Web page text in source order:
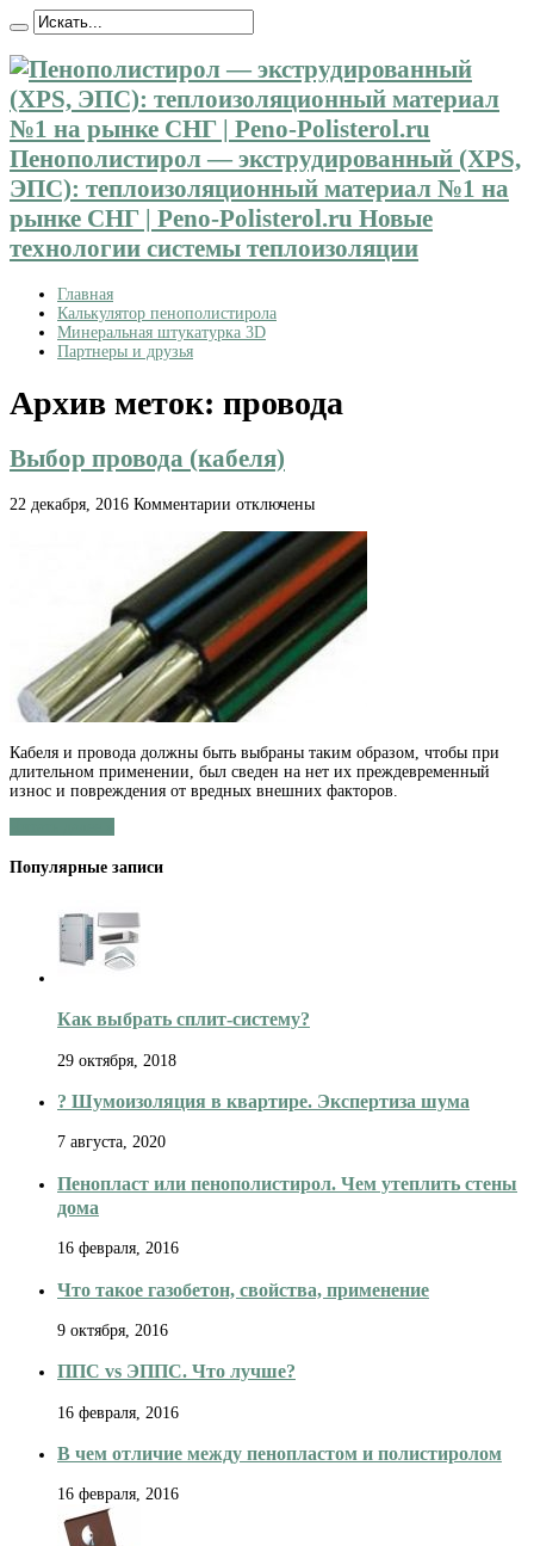
Пенополистирол — экструдированный (XPS,
ЭПС): теплоизоляционный материал №1 на
рынке СНГ | Peno-Polisterol.ru Новые
технологии системы теплоизоляции
Главная
Калькулятор пенополистирола
Минеральная штукатурка 3D
Партнеры и друзья
Архив меток: провода
Выбор провода (кабеля)
22 декабря, 2016 Комментарии к
Выбор
провода
(кабеля)
отключены
Кабеля и провода должны быть выбраны таким образом, чтобы при
длительном применении, был сведен на нет их преждевременный
износ и повреждения от вредных внешних факторов.
Популярные записи
Как выбрать сплит-систему?
29 октября, 2018
? Шумоизоляция в квартире. Экспертиза шума
7 августа, 2020
Пенопласт или пенополистирол. Чем утеплить стены
дома
16 февраля, 2016
Что такое газобетон, свойства, применение
9 октября, 2016
ППС vs ЭППС. Что лучше?
16 февраля, 2016
В чем отличие между пенопластом и полистиролом
16 февраля, 2016